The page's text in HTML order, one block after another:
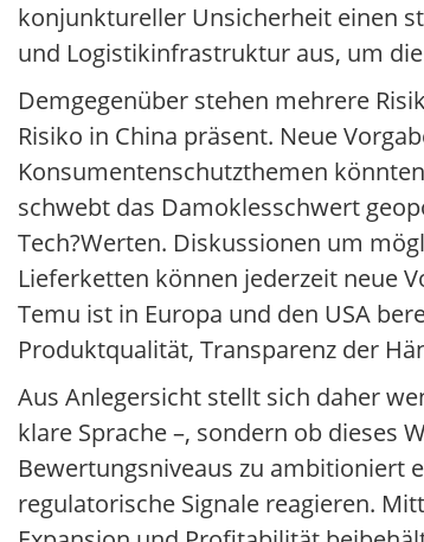
konjunktureller Unsicherheit einen
und Logistikinfrastruktur aus, um
Demgegenüber stehen mehrere
Risiko in China präsent. Neue
Konsumentenschutzthemen
schwebt das Damoklesschwert
Tech?Werten. Diskussionen um
Lieferketten können jederzeit neue
Temu ist in Europa und den USA
Produktqualität, Transparenz der
Aus Anlegersicht stellt sich daher
klare Sprache –, sondern ob dieses
Bewertungsniveaus zu ambitioniert
regulatorische Signale reagieren.